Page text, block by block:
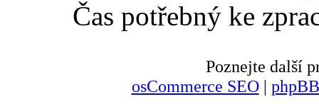
Čas potřebný ke
Poznejte další
osCommerce SEO|